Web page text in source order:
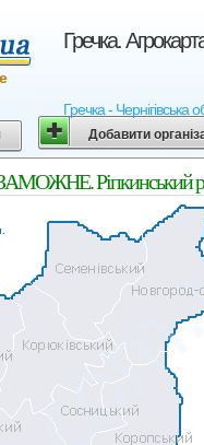
Гречка.
Гречка -
Добавити
Ріпкинський